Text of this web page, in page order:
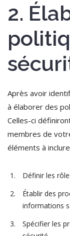
2.
Après avoir
à élaborer des
Celles-ci
membres de
éléments à
Définir les
Établir des
informations
Spécifier les